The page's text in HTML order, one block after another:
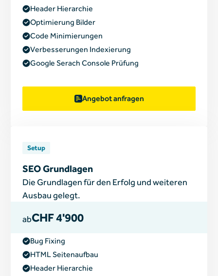
Header Hierarchie
Optimierung Bilder
Code Minimierungen
Verbesserungen Indexierung
Google Serach Console Prüfung
Angebot anfragen
Setup
SEO Grundlagen
Die Grundlagen für den Erfolg und weiteren
Ausbau gelegt.
abCHF 4'900
Bug Fixing
HTML Seitenaufbau
Header Hierarchie